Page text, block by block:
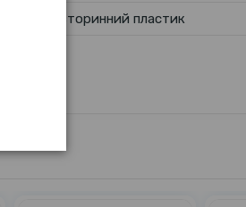
вторинний пластик